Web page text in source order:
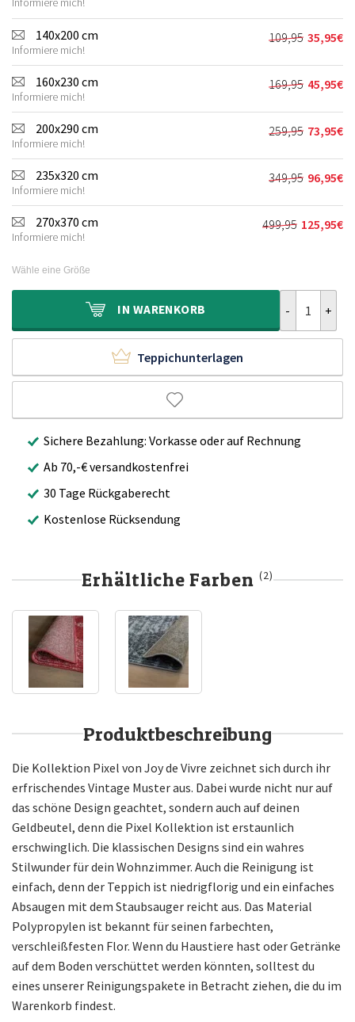
Preis
war:
69,95€
Preis
ist:
17,95€.
140x200 cm
Informiere mich!
109,95
Preis
war:
109,95€
35,95€
Aktueller
Preis
ist:
35,95€.
160x230 cm
Informiere mich!
169,95
Preis
war:
169,95€
45,95€
Aktueller
Preis
ist:
45,95€.
200x290 cm
Informiere mich!
259,95
Preis
war:
259,95€
73,95€
Aktueller
Preis
ist:
73,95€.
235x320 cm
Informiere mich!
349,95
Preis
war:
349,95€
96,95€
Aktueller
Preis
ist:
96,95€.
270x370 cm
Informiere mich!
499,95 125,95€
Aktueller
Wähle eine Größe
IN WARENKORB
Teppichunterlagen
Sichere Bezahlung: Vorkasse oder auf Rechnung
Ab 70,-€ versandkostenfrei
30 Tage Rückgaberecht
Kostenlose Rücksendung
Erhältliche Farben(2)
Produktbeschreibung
Die Kollektion Pixel von Joy de Vivre zeichnet sich durch ihr
erfrischendes Vintage Muster aus. Dabei wurde nicht nur auf
das schöne Design geachtet, sondern auch auf deinen
Geldbeutel, denn die Pixel Kollektion ist erstaunlich
erschwinglich. Die klassischen Designs sind ein wahres
Stilwunder für dein Wohnzimmer. Auch die Reinigung ist
einfach, denn der Teppich ist niedrigflorig und ein einfaches
Absaugen mit dem Staubsauger reicht aus. Das Material
Polypropylen ist bekannt für seinen farbechten,
verschleißfesten Flor. Wenn du Haustiere hast oder Getränke
auf dem Boden verschüttet werden könnten, solltest du
eines unserer Reinigungspakete in Betracht ziehen, die du im
Warenkorb findest.